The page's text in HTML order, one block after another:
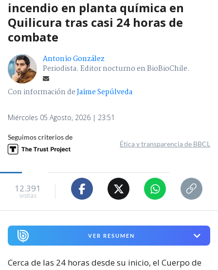
incendio en planta química en
Quilicura tras casi 24 horas de
combate
Antonio González
Periodista. Editor nocturno en BioBioChile.
Con información deJaime Sepúlveda
Miércoles 05 Agosto, 2026 | 23:51
Seguimos criterios de
Ética y transparencia de BBCL
12.391
visitas
VER RESUMEN
Cerca de las 24 horas desde su inicio, el Cuerpo de